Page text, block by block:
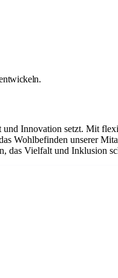
Innovation setzt. Mit
Wohlbefinden unserer
das Vielfalt und Inklusion